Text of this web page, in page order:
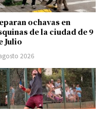
ochavas en
de la ciudad de 9
Julio
2026